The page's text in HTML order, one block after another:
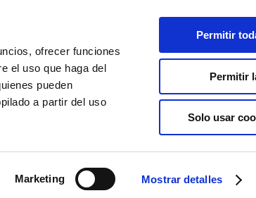
ofrecer funciones
el uso que haga del
pueden
a partir del uso
Marketing Mostrar detalles
Permitir
Permitir
Solo usar
OFERTAS ENTORNO VACACIONES GOLF
Hoyo